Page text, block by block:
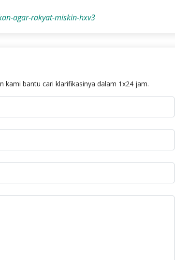
agar-rakyat-miskin-hxv3
kami bantu cari klarifikasinya dalam 1x24 jam.